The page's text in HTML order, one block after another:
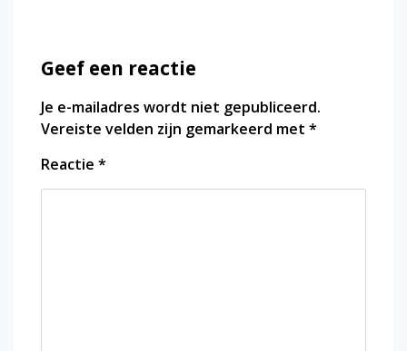
Geef een reactie
Je e-mailadres wordt niet gepubliceerd.
Vereiste velden zijn gemarkeerd met *
Reactie *